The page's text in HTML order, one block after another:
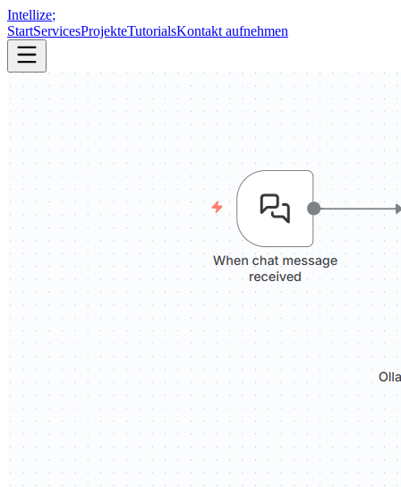
Intellize;
StartServicesProjekteTutorialsKontakt aufnehmen